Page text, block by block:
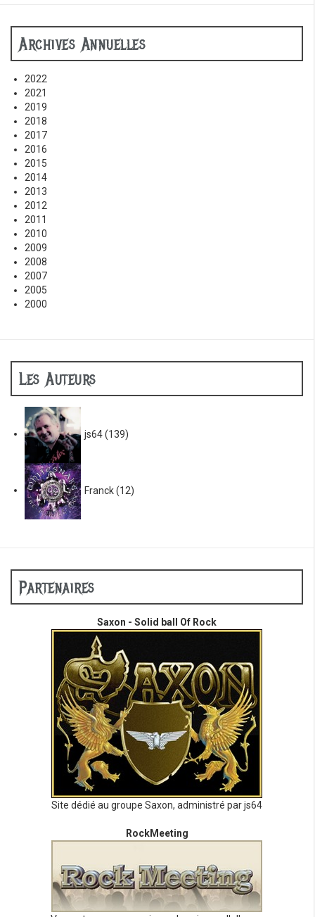
Archives Annuelles
2022
2021
2019
2018
2017
2016
2015
2014
2013
2012
2011
2010
2009
2008
2007
2005
2000
Les Auteurs
js64(139)
Franck(12)
Partenaires
Saxon - Solid ball Of Rock
Site dédié au groupe Saxon, administré par js64
RockMeeting